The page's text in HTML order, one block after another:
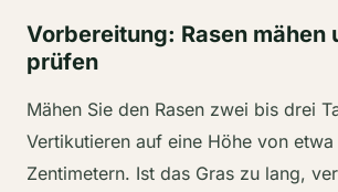
Vorbereitung: Rasen mähen
prüfen
Mähen Sie den Rasen zwei bis drei
Vertikutieren auf eine Höhe von
Zentimetern. Ist das Gras zu lang,